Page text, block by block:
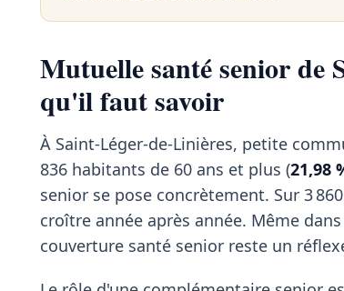
Mutuelle santé senior de
qu'il faut savoir
À Saint-Léger-de-Linières, petite
836 habitants de 60 ans et plus (21,98
senior se pose concrètement. Sur 3
croître année après année. Même
couverture santé senior reste un